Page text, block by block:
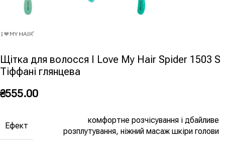
Щітка для волосся I Love My Hair Spider 1503 S
Тіффані глянцева
₴555.00
Ефект
комфортне розчісування і дбайливе
розплутування, ніжний масаж шкіри голови